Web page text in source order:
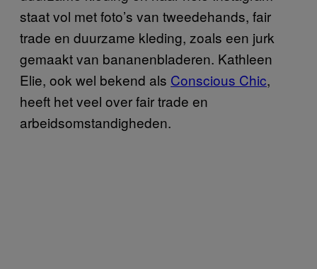
staat vol met foto’s van tweedehands, fair
trade en duurzame kleding, zoals een jurk
gemaakt van bananenbladeren. Kathleen
Elie, ook wel bekend als Conscious Chic,
heeft het veel over fair trade en
arbeidsomstandigheden.